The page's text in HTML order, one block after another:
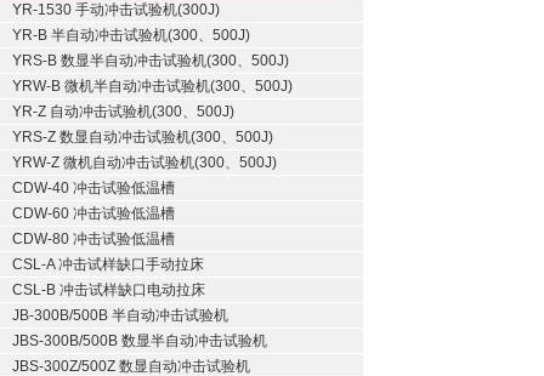
YR-1530 手动冲击试验机(300J)
YR-B 半自动冲击试验机(300、500J)
YRS-B 数显半自动冲击试验机(300、500J)
YRW-B 微机半自动冲击试验机(300、500J)
YR-Z 自动冲击试验机(300、500J)
YRS-Z 数显自动冲击试验机(300、500J)
YRW-Z 微机自动冲击试验机(300、500J)
CDW-40 冲击试验低温槽
CDW-60 冲击试验低温槽
CDW-80 冲击试验低温槽
CSL-A 冲击试样缺口手动拉床
CSL-B 冲击试样缺口电动拉床
JB-300B/500B 半自动冲击试验机
JBS-300B/500B 数显半自动冲击试验机
JBS-300Z/500Z 数显自动冲击试验机